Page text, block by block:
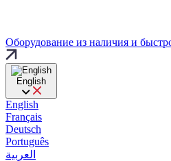
Оборудование из наличия и
English
English
Français
Deutsch
Português
العربية